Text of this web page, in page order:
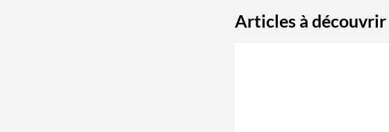
Articles à découvrir